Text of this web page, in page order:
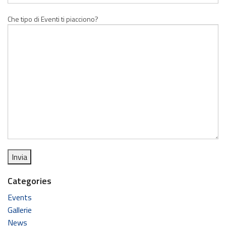
Che tipo di Eventi ti piacciono?
Categories
Events
Gallerie
News